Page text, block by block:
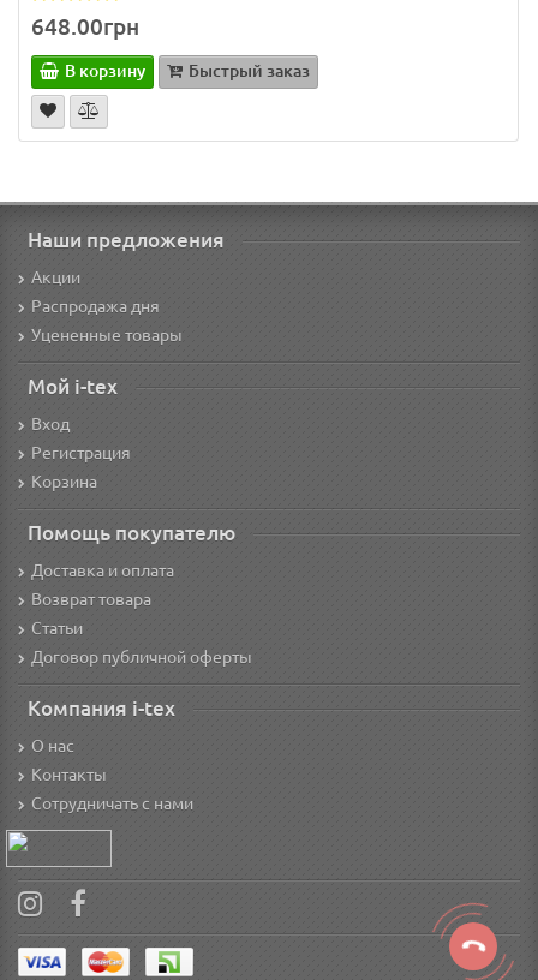
648.00грн
В корзину Быстрый заказ
Наши предложения
Акции
Распродажа дня
Уцененные товары
Мой i-tex
Вход
Регистрация
Корзина
Помощь покупателю
Доставка и оплата
Возврат товара
Статьи
Договор публичной оферты
Компания i-tex
О нас
Контакты
Сотрудничать с нами